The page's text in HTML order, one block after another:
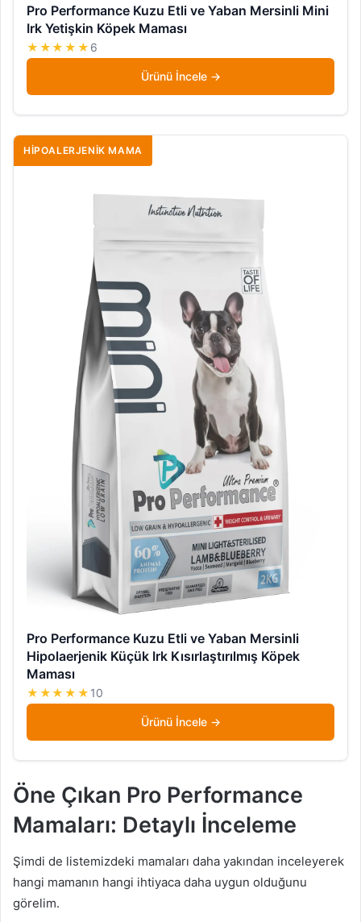
Pro Performance Kuzu Etli ve Yaban Mersinli Mini
Irk Yetişkin Köpek Maması
★★★★★ 6
Ürünü İncele
HIPOALERJENIK MAMA
Pro Performance Kuzu Etli ve Yaban Mersinli
Hipolaerjenik Küçük Irk Kısırlaştırılmış Köpek
Maması
★★★★★ 10
Ürünü İncele
Öne Çıkan Pro Performance
Mamaları: Detaylı İnceleme
Şimdi de listemizdeki mamaları daha yakından inceleyerek
hangi mamanın hangi ihtiyaca daha uygun olduğunu
görelim.